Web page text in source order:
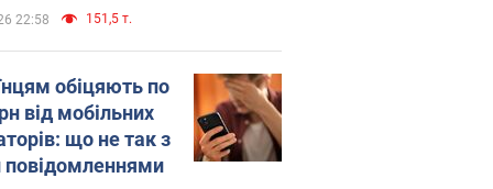
22:58 151,5 т.
обіцяють по
від мобільних
що не так з